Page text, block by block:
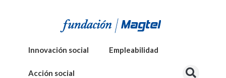
Innovación social Empleabilidad
Acción social